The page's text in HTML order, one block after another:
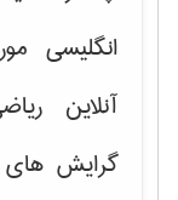
انگلیسی
آنلاین
گرایش های